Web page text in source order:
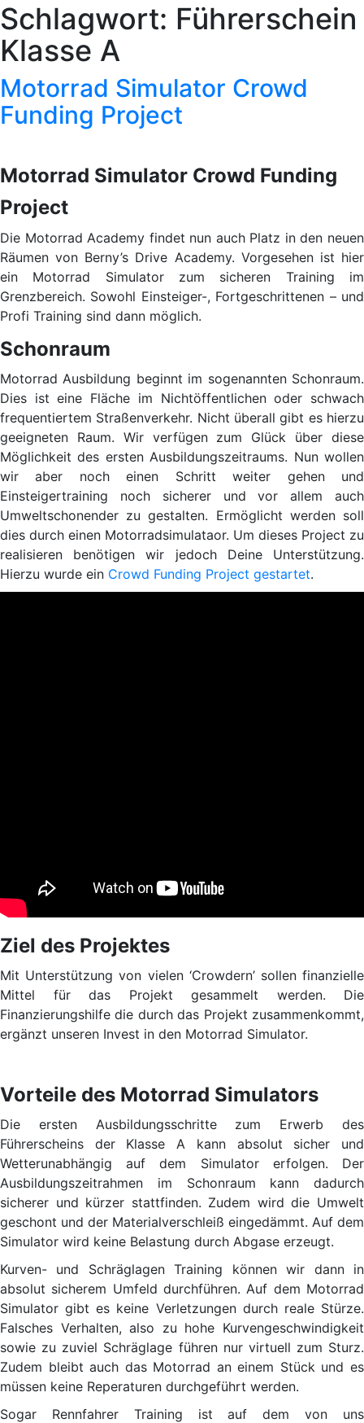
Schlagwort: Führerschein
Klasse A
Motorrad Simulator Crowd
Funding Project
Motorrad Simulator Crowd Funding
Project
Die Motorrad Academy findet nun auch Platz in den neuen
Räumen von Berny’s Drive Academy. Vorgesehen ist hier
ein Motorrad Simulator zum sicheren Training im
Grenzbereich. Sowohl Einsteiger-, Fortgeschrittenen – und
Profi Training sind dann möglich.
Schonraum
Motorrad Ausbildung beginnt im sogenannten Schonraum.
Dies ist eine Fläche im Nichtöffentlichen oder schwach
frequentiertem Straßenverkehr. Nicht überall gibt es hierzu
geeigneten Raum. Wir verfügen zum Glück über diese
Möglichkeit des ersten Ausbildungszeitraums. Nun wollen
wir aber noch einen Schritt weiter gehen und
Einsteigertraining noch sicherer und vor allem auch
Umweltschonender zu gestalten. Ermöglicht werden soll
dies durch einen Motorradsimulataor. Um dieses Project zu
realisieren benötigen wir jedoch Deine Unterstützung.
Hierzu wurde ein Crowd Funding Project gestartet.
Ziel des Projektes
Mit Unterstützung von vielen ‘Crowdern’ sollen finanzielle
Mittel für das Projekt gesammelt werden. Die
Finanzierungshilfe die durch das Projekt zusammenkommt,
ergänzt unseren Invest in den Motorrad Simulator.
Vorteile des Motorrad Simulators
Die ersten Ausbildungsschritte zum Erwerb des
Führerscheins der Klasse A kann absolut sicher und
Wetterunabhängig auf dem Simulator erfolgen. Der
Ausbildungszeitrahmen im Schonraum kann dadurch
sicherer und kürzer stattfinden. Zudem wird die Umwelt
geschont und der Materialverschleiß eingedämmt. Auf dem
Simulator wird keine Belastung durch Abgase erzeugt.
Kurven- und Schräglagen Training können wir dann in
absolut sicherem Umfeld durchführen. Auf dem Motorrad
Simulator gibt es keine Verletzungen durch reale Stürze.
Falsches Verhalten, also zu hohe Kurvengeschwindigkeit
sowie zu zuviel Schräglage führen nur virtuell zum Sturz.
Zudem bleibt auch das Motorrad an einem Stück und es
müssen keine Reperaturen durchgeführt werden.
Sogar Rennfahrer Training ist auf dem von uns